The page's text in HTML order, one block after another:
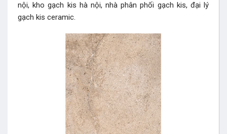
nội, kho gạch kis hà nội, nhà phân phối gạch kis, đại lý
gạch kis ceramic.